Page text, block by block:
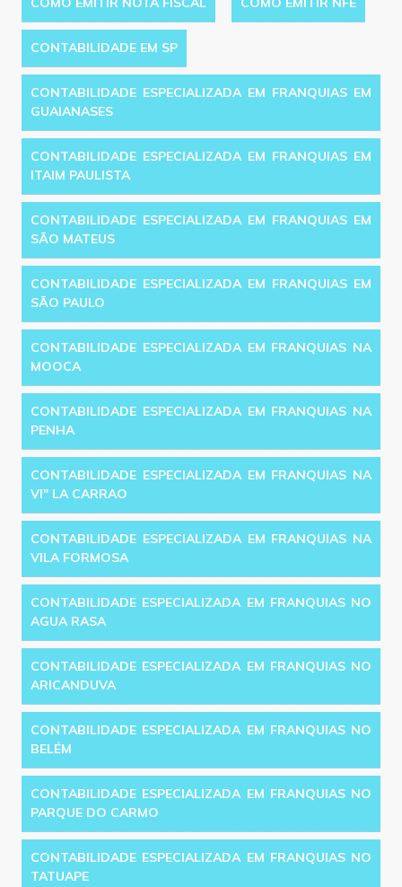
CONTABILIDADE EM SP
CONTABILIDADE ESPECIALIZADA EM FRANQUIAS EM
GUAIANASES
CONTABILIDADE ESPECIALIZADA EM FRANQUIAS EM
ITAIM PAULISTA
CONTABILIDADE ESPECIALIZADA EM FRANQUIAS EM
SÃO MATEUS
CONTABILIDADE ESPECIALIZADA EM FRANQUIAS EM
SÃO PAULO
CONTABILIDADE ESPECIALIZADA EM FRANQUIAS NA
MOOCA
CONTABILIDADE ESPECIALIZADA EM FRANQUIAS NA
PENHA
CONTABILIDADE ESPECIALIZADA EM FRANQUIAS NA
VI'' LA CARRAO
CONTABILIDADE ESPECIALIZADA EM FRANQUIAS NA
VILA FORMOSA
CONTABILIDADE ESPECIALIZADA EM FRANQUIAS NO
AGUA RASA
CONTABILIDADE ESPECIALIZADA EM FRANQUIAS NO
ARICANDUVA
CONTABILIDADE ESPECIALIZADA EM FRANQUIAS NO
BELÉM
CONTABILIDADE ESPECIALIZADA EM FRANQUIAS NO
PARQUE DO CARMO
CONTABILIDADE ESPECIALIZADA EM FRANQUIAS NO
TATUAPE